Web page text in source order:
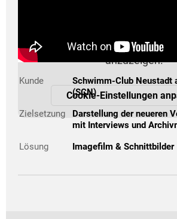
Nutzererfahrung, um diesen
anzuzeigen.
Cookie-Einstellungen
Kunde
Schwimm-Club Neustadt
(SCN)
Zielsetzung
Darstellung der neueren
mit Interviews und
Lösung
Imagefilm & Schnittbilder